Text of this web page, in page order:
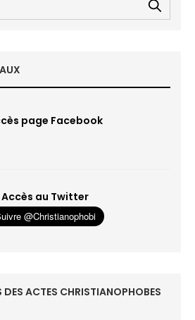
page Facebook
Accès au Twitter
ACTES CHRISTIANOPHOBES